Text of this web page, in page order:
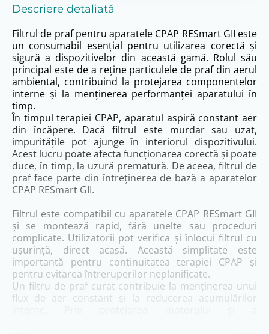
Descriere detaliată
Filtrul de praf pentru aparatele CPAP RESmart GII este
un consumabil esențial pentru utilizarea corectă și
sigură a dispozitivelor din această gamă. Rolul său
principal este de a reține particulele de praf din aerul
ambiental, contribuind la protejarea componentelor
interne și la menținerea performanței aparatului în
timp.
În timpul terapiei CPAP, aparatul aspiră constant aer
din încăpere. Dacă filtrul este murdar sau uzat,
impuritățile pot ajunge în interiorul dispozitivului.
Acest lucru poate afecta funcționarea corectă și poate
duce, în timp, la uzură prematură. De aceea, filtrul de
praf face parte din întreținerea de bază a aparatelor
CPAP RESmart GII.
Filtrul este compatibil cu aparatele CPAP RESmart GII
și se montează rapid, fără unelte sau proceduri
complicate. Utilizatorii pot verifica și înlocui filtrul cu
ușurință, direct acasă. Această simplitate este
importantă pentru continuitatea terapiei CPAP și
pentru evitarea întreruperilor neplanificate.
Un filtru de praf curat contribuie la menținerea unui
flux de aer constant și la reducerea acumulărilor